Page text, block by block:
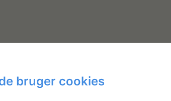
bruger cookies